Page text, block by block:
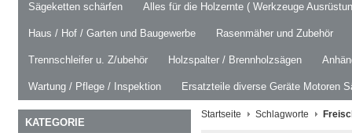
Sägeketten schärfen Alles für die Holzernte ( Werkzeuge
Haus / Hof / Garten und Baugewerbe Rasenmäher und Zubehör
Trennschleifer u. Z/ubehör Holzspalter / Brennholzsägen
Wartung / Pflege / Inspektion Ersatzteile diverse Geräte Motoren
KATEGORIE
Startseite Schlagworte